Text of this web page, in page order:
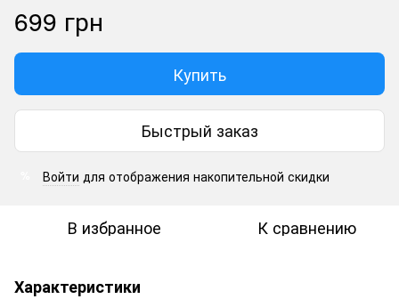
699 грн
Купить
Быстрый заказ
Войти для отображения накопительной скидки
В избранное К сравнению
Характеристики